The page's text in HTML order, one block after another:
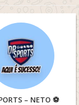
– NETO ⚽️